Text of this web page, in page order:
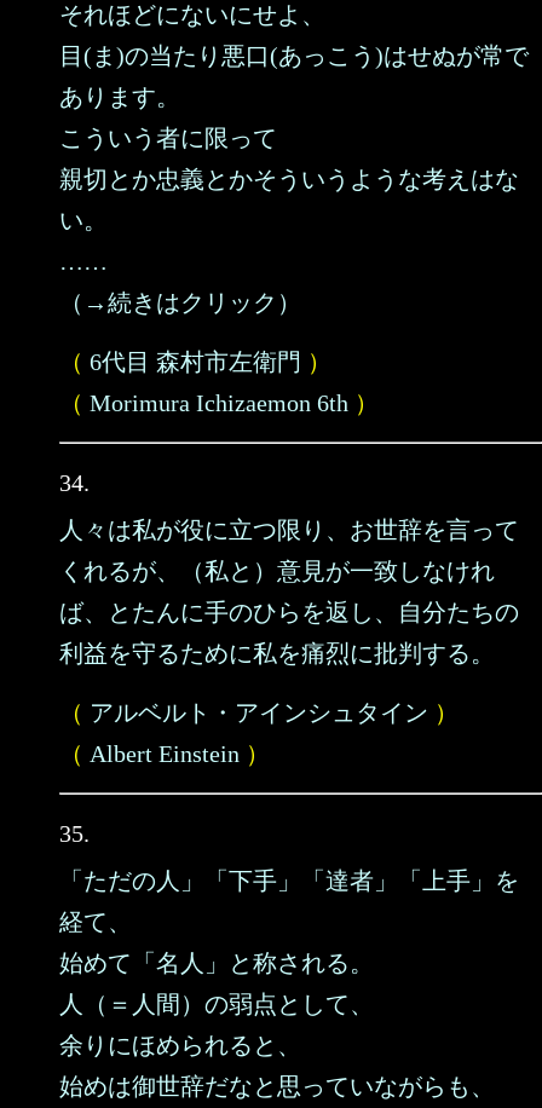
それほどにないにせよ、
目(ま)の当たり悪口(あっこう)はせぬが常で
あります。
こういう者に限って
親切とか忠義とかそういうような考えはな
い。
……
（→続きはクリック）
（ 6代目 森村市左衛門 ）
（ Morimura Ichizaemon 6th ）
34.
人々は私が役に立つ限り、お世辞を言って
くれるが、（私と）意見が一致しなけれ
ば、とたんに手のひらを返し、自分たちの
利益を守るために私を痛烈に批判する。
（ アルベルト・アインシュタイン ）
（ Albert Einstein ）
35.
「ただの人」「下手」「達者」「上手」を
経て、
始めて「名人」と称される。
人（＝人間）の弱点として、
余りにほめられると、
始めは御世辞だなと思っていながらも、